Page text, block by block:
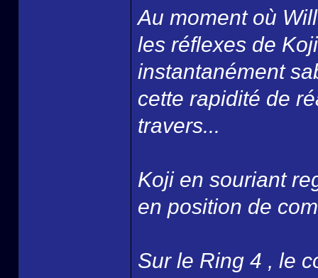
Au moment où
les réflexes de
instantanément
cette rapidité de
travers...
Koji en souriant
en position de
Sur le Ring 4 , le